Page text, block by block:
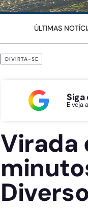
ÚLTIMAS
DIVIRTA-SE
Siga
E veja
Virada
Diverso